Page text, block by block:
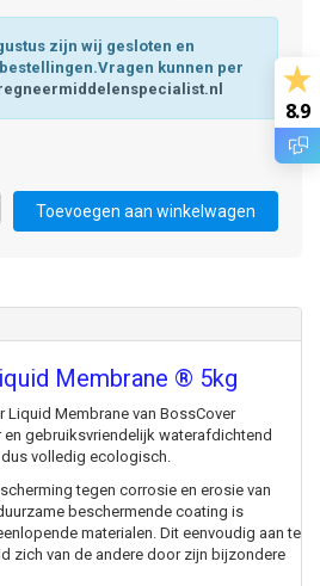
zijn wij gesloten en
kunnen per
Toevoegen aan winkelwagen
Membrane ® 5kg
Liquid Membrane van BossCover
gebruiksvriendelijk waterafdichtend
volledig ecologisch.
tegen corrosie en erosie van
beschermende coating is
materialen. Dit eenvoudig aan te
zich van de andere door zijn bijzondere
8.9